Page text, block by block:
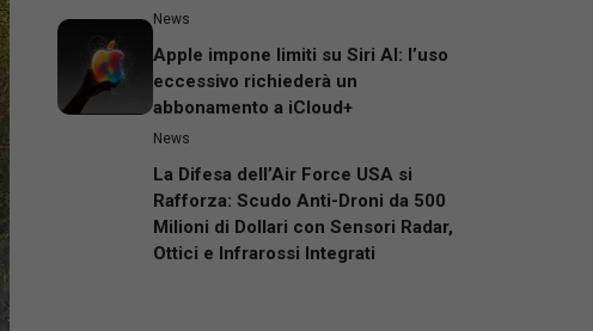
News
Apple impone limiti su Siri AI: l’uso
eccessivo richiederà un
abbonamento a iCloud+
News
La Difesa dell’Air Force USA si
Rafforza: Scudo Anti-Droni da 500
Milioni di Dollari con Sensori Radar,
Ottici e Infrarossi Integrati